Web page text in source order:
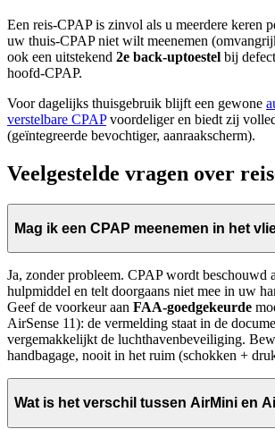
Een reis-CPAP is zinvol als u meerdere keren
uw thuis-CPAP niet wilt meenemen
ook een uitstekend 2e back-uptoestel bij
hoofd-CPAP.
Voor dagelijks thuisgebruik blijft een gewone
verstelbare CPAPvoordeliger en biedt zij
(geïntegreerde bevochtiger, aanraakscherm).
Veelgestelde vragen over
Mag ik een CPAP meenemen in het
Ja, zonder probleem. CPAP wordt beschouwd
hulpmiddel en telt doorgaans niet mee in uw
Geef de voorkeur aan FAA-goedgekeurde
AirSense 11): de vermelding staat in de
vergemakkelijkt de luchthavenbeveiliging.
handbagage, nooit in het ruim (schokken +
Wat is het verschil tussen AirMini en